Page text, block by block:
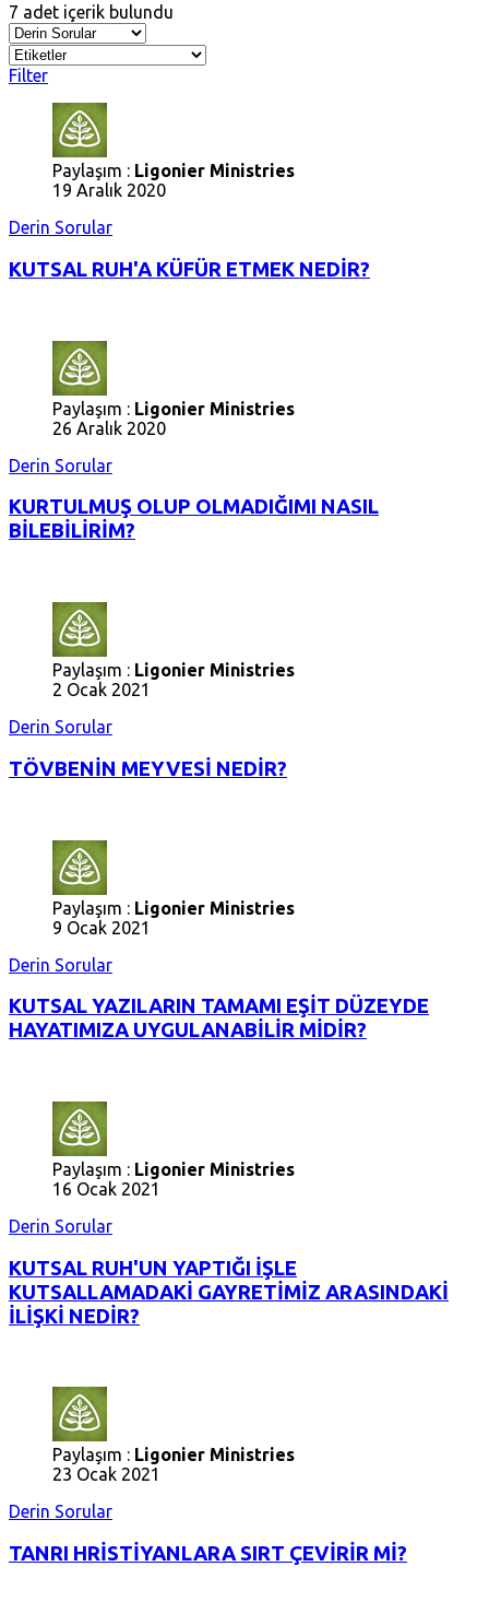
7 adet içerik bulundu
Filter
Paylaşım : Ligonier Ministries
19 Aralık 2020
Derin Sorular
KUTSAL RUH'A KÜFÜR ETMEK NEDİR?
Paylaşım : Ligonier Ministries
26 Aralık 2020
Derin Sorular
KURTULMUŞ OLUP OLMADIĞIMI NASIL
BİLEBİLİRİM?
Paylaşım : Ligonier Ministries
2 Ocak 2021
Derin Sorular
TÖVBENİN MEYVESİ NEDİR?
Paylaşım : Ligonier Ministries
9 Ocak 2021
Derin Sorular
KUTSAL YAZILARIN TAMAMI EŞİT DÜZEYDE
HAYATIMIZA UYGULANABİLİR MİDİR?
Paylaşım : Ligonier Ministries
16 Ocak 2021
Derin Sorular
KUTSAL RUH'UN YAPTIĞI İŞLE
KUTSALLAMADAKİ GAYRETİMİZ ARASINDAKİ
İLİŞKİ NEDİR?
Paylaşım : Ligonier Ministries
23 Ocak 2021
Derin Sorular
TANRI HRİSTİYANLARA SIRT ÇEVİRİR Mİ?